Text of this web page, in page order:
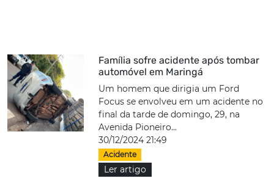
Família sofre acidente após tombar
automóvel em Maringá
Um homem que dirigia um Ford
Focus se envolveu em um acidente no
final da tarde de domingo, 29, na
Avenida Pioneiro...
30/12/2024 21:49
Acidente
Ler artigo